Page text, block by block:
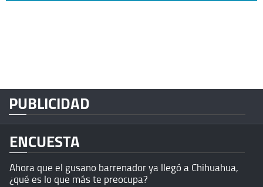
PUBLICIDAD
ENCUESTA
Ahora que el gusano barrenador ya llegó a Chihuahua,
¿qué es lo que más te preocupa?